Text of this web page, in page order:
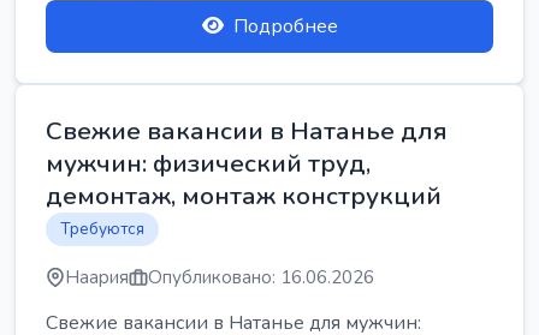
Подробнее
Свежие вакансии в Натанье для
мужчин: физический труд,
демонтаж, монтаж конструкций
Требуются
Наария Опубликовано: 16.06.2026
Свежие вакансии в Натанье для мужчин: